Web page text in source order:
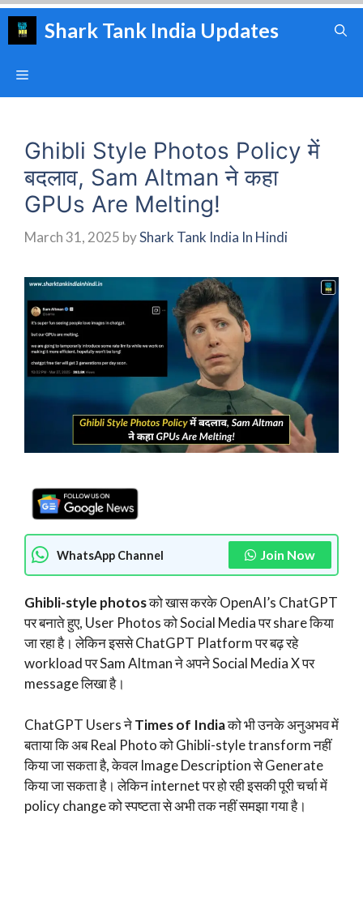
Skip
Shark Tank India Updates
Menu
Ghibli Style Photos Policy में
बदलाव, Sam Altman ने कहा
GPUs Are Melting!
March 31, 2025 byShark Tank India In Hindi
WhatsApp Channel Join Now
Ghibli-style photosको खास करके OpenAI’s ChatGPT
पर बनाते हुए, User Photos को Social Media पर share किया
जा रहा है। लेकिन इससे ChatGPT Platform पर बढ़ रहे
workload पर Sam Altman ने अपने Social Media X पर
message लिखा है।
ChatGPT Users नेTimes of Indiaको भी उनके अनुअभव में
बताया कि अब Real Photo को Ghibli-style transform नहीं
किया जा सकता है, केवल Image Description से Generate
किया जा सकता है। लेकिन internet पर हो रही इसकी पूरी चर्चा में
policy change को स्पष्टता से अभी तक नहीं समझा गया है।